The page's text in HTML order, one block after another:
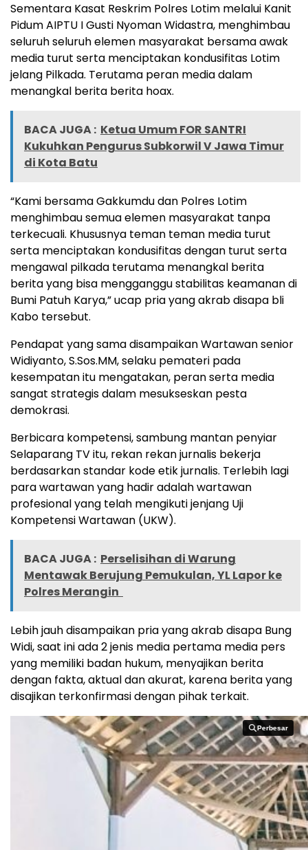
Sementara Kasat Reskrim Polres Lotim melalui Kanit
Pidum AIPTU I Gusti Nyoman Widastra, menghimbau
seluruh seluruh elemen masyarakat bersama awak
media turut serta menciptakan kondusifitas Lotim
jelang Pilkada. Terutama peran media dalam
menangkal berita berita hoax.
BACA JUGA : Ketua Umum FOR SANTRI
Kukuhkan Pengurus Subkorwil V Jawa Timur
di Kota Batu
“Kami bersama Gakkumdu dan Polres Lotim
menghimbau semua elemen masyarakat tanpa
terkecuali. Khususnya teman teman media turut
serta menciptakan kondusifitas dengan turut serta
mengawal pilkada terutama menangkal berita
berita yang bisa mengganggu stabilitas keamanan di
Bumi Patuh Karya,” ucap pria yang akrab disapa bli
Kabo tersebut.
Pendapat yang sama disampaikan Wartawan senior
Widiyanto, S.Sos.MM, selaku pemateri pada
kesempatan itu mengatakan, peran serta media
sangat strategis dalam mesukseskan pesta
demokrasi.
Berbicara kompetensi, sambung mantan penyiar
Selaparang TV itu, rekan rekan jurnalis bekerja
berdasarkan standar kode etik jurnalis. Terlebih lagi
para wartawan yang hadir adalah wartawan
profesional yang telah mengikuti jenjang Uji
Kompetensi Wartawan (UKW).
BACA JUGA : Perselisihan di Warung
Mentawak Berujung Pemukulan, YL Lapor ke
Polres Merangin
Lebih jauh disampaikan pria yang akrab disapa Bung
Widi, saat ini ada 2 jenis media pertama media pers
yang memiliki badan hukum, menyajikan berita
dengan fakta, aktual dan akurat, karena berita yang
disajikan terkonfirmasi dengan pihak terkait.
Perbesar
Perbesar